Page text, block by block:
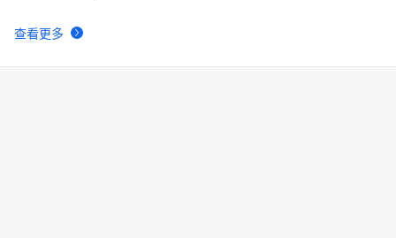
何优雅处理全局异常？【享学Spring MVC】（下）
查看更多